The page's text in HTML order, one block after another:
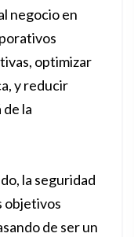
negocio en
optimizar
y reducir
la
la seguridad
objetivos
de ser un